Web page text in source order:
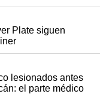
Plate siguen
lesionados antes
el parte médico